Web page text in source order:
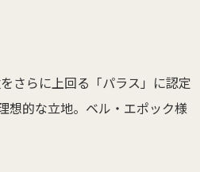
さらに上回る「パラス」に認定
想的な立地。ベル・エポック様